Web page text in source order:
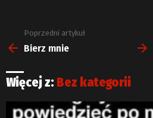
Zobacz
więcej
Poprzedni artykuł
Bierz mnie
Więcej z: Bez kategorii